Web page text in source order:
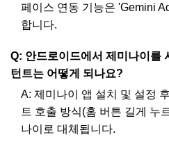
페이스 연동 기능은 'Gemini
합니다.
Q: 안드로이드에서 제미나이를
턴트는 어떻게 되나요?
A: 제미나이 앱 설치 및 설정
트 호출 방식(홈 버튼 길게 누
나이로 대체됩니다.